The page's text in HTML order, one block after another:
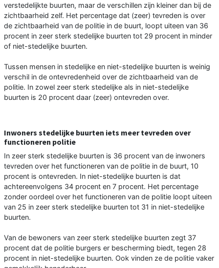
verstedelijkte buurten, maar de verschillen zijn kleiner dan bij de
zichtbaarheid zelf. Het percentage dat (zeer) tevreden is over
de zichtbaarheid van de politie in de buurt, loopt uiteen van 36
procent in zeer sterk stedelijke buurten tot 29 procent in minder
of niet-stedelijke buurten.
Tussen mensen in stedelijke en niet-stedelijke buurten is weinig
verschil in de ontevredenheid over de zichtbaarheid van de
politie. In zowel zeer sterk stedelijke als in niet-stedelijke
buurten is 20 procent daar (zeer) ontevreden over.
Inwoners stedelijke buurten iets meer tevreden over
functioneren politie
In zeer sterk stedelijke buurten is 36 procent van de inwoners
tevreden over het functioneren van de politie in de buurt, 10
procent is ontevreden. In niet-stedelijke buurten is dat
achtereenvolgens 34 procent en 7 procent. Het percentage
zonder oordeel over het functioneren van de politie loopt uiteen
van 25 in zeer sterk stedelijke buurten tot 31 in niet-stedelijke
buurten.
Van de bewoners van zeer sterk stedelijke buurten zegt 37
procent dat de politie burgers er bescherming biedt, tegen 28
procent in niet-stedelijke buurten. Ook vinden ze de politie vaker